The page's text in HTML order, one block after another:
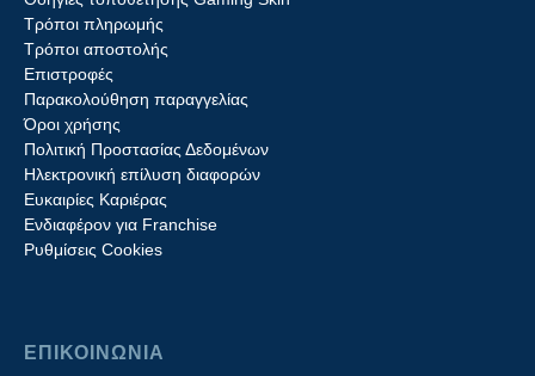
Τρόποι πληρωμής
Τρόποι αποστολής
Επιστροφές
Παρακολούθηση παραγγελίας
Όροι χρήσης
Πολιτική Προστασίας Δεδομένων
Ηλεκτρονική επίλυση διαφορών
Ευκαιρίες Καριέρας
Ενδιαφέρον για Franchise
Ρυθμίσεις Cookies
ΕΠΙΚΟΙΝΩΝΙΑ